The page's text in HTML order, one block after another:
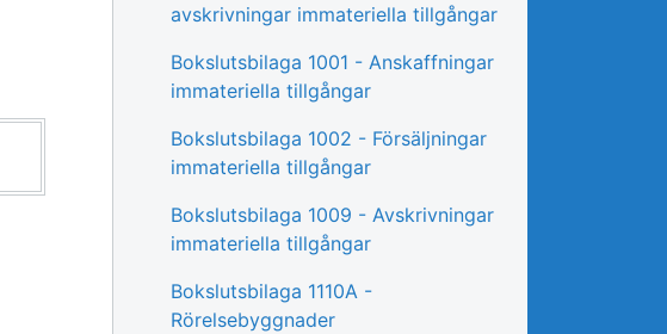
avskrivningar immateriella tillgångar
Bokslutsbilaga 1001 - Anskaffningar
immateriella tillgångar
Bokslutsbilaga 1002 - Försäljningar
immateriella tillgångar
Bokslutsbilaga 1009 - Avskrivningar
immateriella tillgångar
Bokslutsbilaga 1110A -
Rörelsebyggnader